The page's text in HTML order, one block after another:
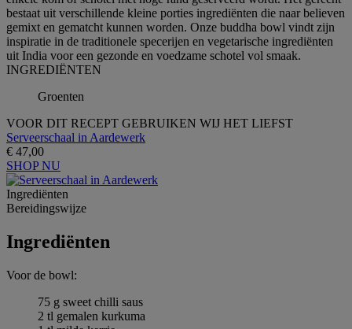
bestaat uit verschillende kleine porties ingrediënten die naar believen
gemixt en gematcht kunnen worden. Onze buddha bowl vindt zijn
inspiratie in de traditionele specerijen en vegetarische ingrediënten
uit India voor een gezonde en voedzame schotel vol smaak.
INGREDIЁNTEN
Groenten
VOOR DIT RECEPT GEBRUIKEN WIJ HET LIEFST
Serveerschaal in Aardewerk
€ 47,00
SHOP NU
Ingrediёnten
Bereidingswijze
Ingrediёnten
Voor de bowl:
75 g sweet chilli saus
2 tl gemalen kurkuma